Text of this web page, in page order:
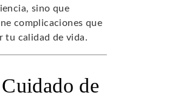
sino que
complicaciones que
tu calidad de vida.
de